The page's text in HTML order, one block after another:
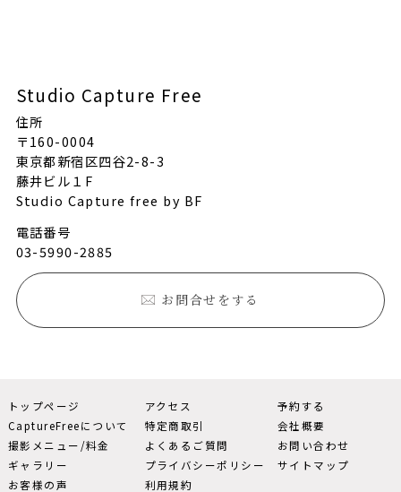
Studio Capture Free
住所
〒160-0004
東京都新宿区四谷2-8-3
藤井ビル１F
Studio Capture free by BF
電話番号
03-5990-2885
お問合せをする
トップページ
CaptureFreeについて
撮影メニュー/料金
ギャラリー
お客様の声
アクセス
特定商取引
よくあるご質問
プライバシーポリシー
利用規約
予約する
会社概要
お問い合わせ
サイトマップ